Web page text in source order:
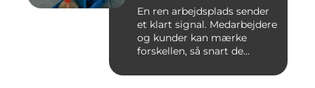
En ren arbejdsplads sender
et klart signal. Medarbejdere
og kunder kan mærke
forskellen, så snart de...